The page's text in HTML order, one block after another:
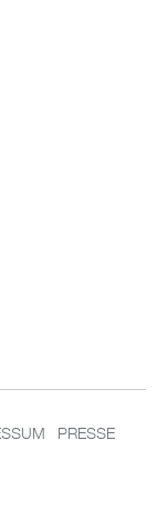
PRES­SE